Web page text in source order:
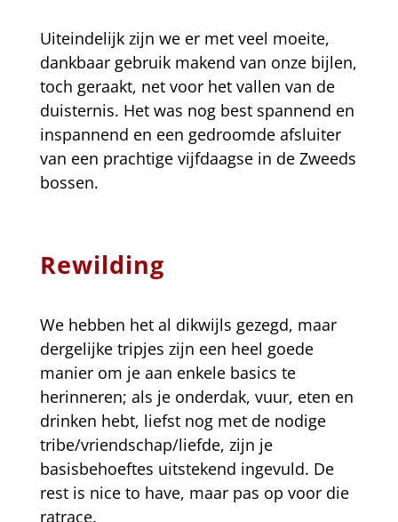
Uiteindelijk zijn we er met veel moeite,
dankbaar gebruik makend van onze bijlen,
toch geraakt, net voor het vallen van de
duisternis. Het was nog best spannend en
inspannend en een gedroomde afsluiter
van een prachtige vijfdaagse in de Zweeds
bossen.
Rewilding
We hebben het al dikwijls gezegd, maar
dergelijke tripjes zijn een heel goede
manier om je aan enkele basics te
herinneren; als je onderdak, vuur, eten en
drinken hebt, liefst nog met de nodige
tribe/vriendschap/liefde, zijn je
basisbehoeftes uitstekend ingevuld. De
rest is nice to have, maar pas op voor die
ratrace.